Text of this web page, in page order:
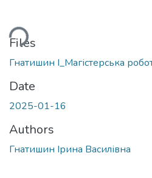
Files
Гнатишин І_Магістерська
Date
2025-01-16
Authors
Гнатишин Ірина Василівна